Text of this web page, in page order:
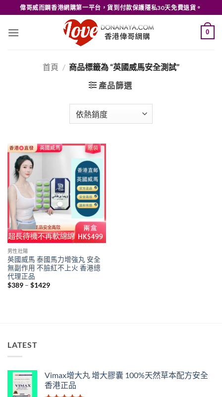
to
content
偉哥威而鋼香港網購第一平台，貨到付款保護隱私30天免費退貨。
0
首頁 / 商品標籤為 “英國威馬安全測試”
產品篩選
男性壯陽
英國威馬 泰國馬力增強丸 安全
無副作用 不臉紅不上火 香港總
代理正品
$389 – $1429Price
LATEST
Vimax增大丸 增大膠囊 100%天然草本配方安全
香港正品